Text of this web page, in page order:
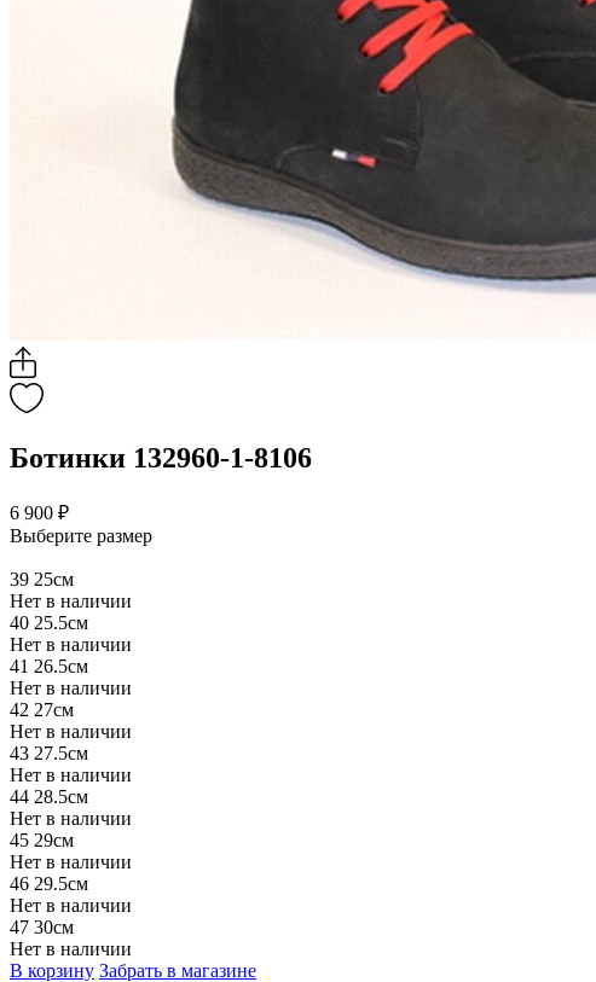
Ботинки 132960-1-8106
6 900 ₽
Выберите размер
39 25см
Нет в наличии
40 25.5см
Нет в наличии
41 26.5см
Нет в наличии
42 27см
Нет в наличии
43 27.5см
Нет в наличии
44 28.5см
Нет в наличии
45 29см
Нет в наличии
46 29.5см
Нет в наличии
47 30см
Нет в наличии
В корзину Забрать в магазине